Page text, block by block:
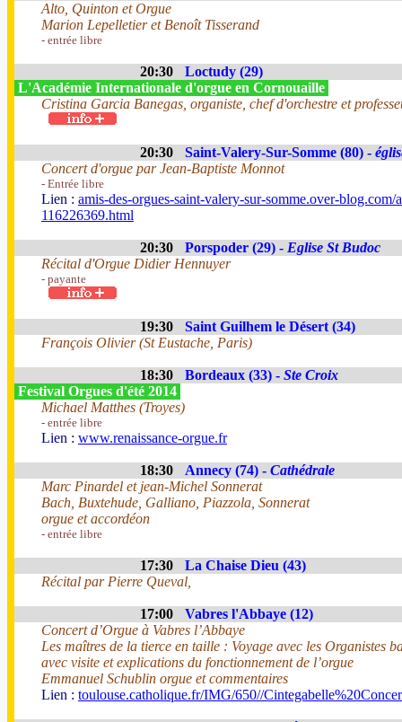
Alto, Quinton et Orgue
Marion Lepelletier et Benoît Tisserand
- entrée libre
20:30
Loctudy (29)
L'Académie Internationale d'orgue en Cornouaille
Cristina Garcia Banegas, organiste, chef d'orchestre et
20:30 Saint-Valery-Sur-Somme (80) -
Concert d'orgue par Jean-Baptiste Monnot
- Entrée libre
Lien : amis-des-orgues-saint-valery-sur-somme.over-
116226369.html
20:30 Porspoder (29) - Eglise St Budoc
Récital d'Orgue Didier Hennuyer
- payante
19:30
Saint Guilhem le Désert (34)
François Olivier (St Eustache, Paris)
18:30 Bordeaux (33) - Ste Croix
Festival Orgues d'été 2014
Michael Matthes (Troyes)
- entrée libre
Lien : www.renaissance-orgue.fr
18:30 Annecy (74) - Cathédrale
Marc Pinardel et jean-Michel Sonnerat
Bach, Buxtehude, Galliano, Piazzola, Sonnerat
orgue et accordéon
- entrée libre
17:30
La Chaise Dieu (43)
Récital par Pierre Queval,
17:00
Vabres l'Abbaye (12)
Concert d’Orgue à Vabres l’Abbaye
Les maîtres de la tierce en taille : Voyage avec les Organistes
avec visite et explications du fonctionnement de l’orgue
Emmanuel Schublin orgue et commentaires
Lien : toulouse.catholique.fr/IMG/650//